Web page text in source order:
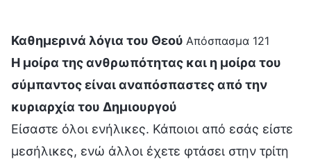
Καθημερινά λόγια του Θεού Απόσπασμα 121
Η μοίρα της ανθρωπότητας και η μοίρα του
σύμπαντος είναι αναπόσπαστες από την
κυριαρχία του Δημιουργού
Είσαστε όλοι ενήλικες. Κάποιοι από εσάς είστε
μεσήλικες, ενώ άλλοι έχετε φτάσει στην τρίτη